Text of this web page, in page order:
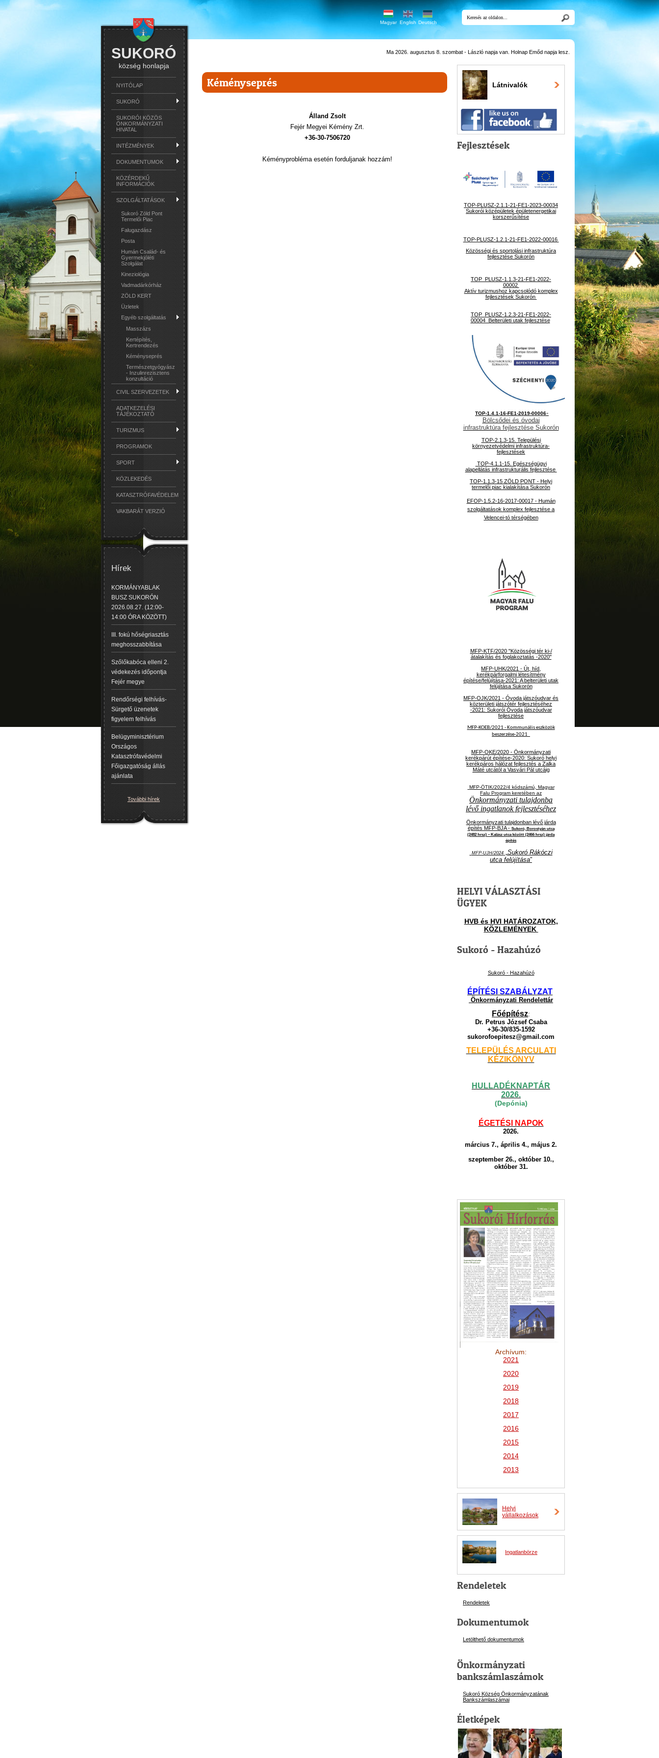
Magyar English Deutsch
SUKORÓ
község honlapja
NYITÓLAP
SUKORÓ
SUKORÓI KÖZÖS
ÖNKORMÁNYZATI
HIVATAL
INTÉZMÉNYEK
DOKUMENTUMOK
KÖZÉRDEKŰ
INFORMÁCIÓK
SZOLGÁLTATÁSOK
Sukoró Zöld Pont
Termelői Piac
Falugazdász
Posta
Humán Család- és
Gyermekjóléti
Szolgálat
Kineziológia
Vadmadárkórház
ZÖLD KERT
Üzletek
Egyéb szolgáltatás
Masszázs
Kertépítés,
Kertrendezés
Kéményseprés
Természetgyógyász
- Inzulinrezisztens
konzultáció
CIVIL SZERVEZETEK
ADATKEZELÉSI
TÁJÉKOZTATÓ
TURIZMUS
PROGRAMOK
SPORT
KÖZLEKEDÉS
KATASZTRÓFAVÉDELEM
VAKBARÁT VERZIÓ
Hírek
KORMÁNYABLAK
BUSZ SUKORÓN
2026.08.27. (12:00-
14:00 ÓRA KÖZÖTT)
III. fokú hőségriasztás
meghosszabbítása
Szőlőkabóca elleni 2.
védekezés időpontja
Fejér megye
Rendőrségi felhívás-
Sürgető üzenetek
figyelem felhívás
Belügyminisztérium
Országos
Katasztrófavédelmi
Főigazgatóság állás
ajánlata
További hírek
Ma 2026. augusztus 8. szombat - László napja van. Holnap Emőd napja lesz.
Kéményseprés
Álland Zsolt
Fejér Megyei Kémény Zrt.
+36-30-7506720
Kéményprobléma esetén forduljanak hozzám!
Látnivalók
Fejlesztések
TOP-PLUSZ-2.1.1-21-FE1-2023-00034
Sukorói középületek épületenergetikai
korszerűsítése
TOP-PLUSZ-1.2.1-21-FE1-2022-00016
Közösségi és sportolási infrastruktúra
fejlesztése Sukorón
TOP_PLUSZ-1.1.3-21-FE1-2022-
00002
Aktív turizmushoz kapcsolódó komplex
fejlesztések Sukorón
TOP_PLUSZ-1.2.3-21-FE1-2022-
00004 Belterületi utak fejlesztése
TOP-1.4.1-16-FE1-2019-00006-
Bölcsődei és óvodai
infrastruktúra fejlesztése Sukorón
TOP-2.1.3-15. Települési
környezetvédelmi infrastruktúra-
fejlesztések
TOP-4.1.1-15. Egészségügyi
alapellátás infrastrukturális fejlesztése
TOP-1.1.3-15 ZÖLD PONT - Helyi
termelői piac kialakítása Sukorón
EFOP-1.5.2-16-2017-00017 - Humán
szolgáltatások komplex fejlesztése a
Velencei-tó térségében
MFP-KTF/2020 "Közösségi tér ki-/
átalakítás és foglakoztatás -2020"
MFP-UHK/2021 - Út, híd,
kerékpárforgalmi létesítmény
építése/felújítása-2021: A belterületi utak
felújítása Sukorón
MFP-OJK/2021 - Óvoda játszóudvar és
közterületi játszótér fejlesztéséhez
-2021: Sukorói Óvoda játszóudvar
fejlesztése
MFP-KOEB/2021 - Kommunális eszközök
beszerzése-2021
MFP-OKE/2020 - Önkormányzati
kerékpárút építése-2020: Sukoró helyi
kerékpáros hálózat fejlesztés a Zalka
Máté utcától a Vasvári Pál utcáig
MFP-ÖTIK/2022/4 kódszámú, Magyar
Falu Program keretében az
Önkormányzati tulajdonba
lévő ingatlanok fejlesztéséhez
Önkormányzati tulajdonban lévő járda
építés MFP-BJA - Sukoró, Borostyán utca
(2482 hrsz) – Kalász utca között (2466 hrsz) járda
építés
MFP-UJH/2024„ Sukoró Rákóczi
utca felújítása”
HELYI VÁLASZTÁSI
ÜGYEK
HVB és HVI HATÁROZATOK,
KÖZLEMÉNYEK
Sukoró - Hazahúzó
Sukoró - Hazahúzó
ÉPÍTÉSI SZABÁLYZAT
Önkormányzati Rendelettár
Főépítész:
Dr. Petrus József Csaba
+36-30/835-1592
sukorofoepitesz@gmail.com
TELEPÜLÉS ARCULATI
KÉZIKÖNYV
HULLADÉKNAPTÁR
2026.
(Depónia)
ÉGETÉSI NAPOK
2026.
március 7., április 4., május 2.
szeptember 26., október 10.,
október 31.
Archívum:
2021
2020
2019
2018
2017
2016
2015
2014
2013
Helyi
vállalkozások
Ingatlanbörze
Rendeletek
Rendeletek
Dokumentumok
Letölthető dokumentumok
Önkormányzati
bankszámlaszámok
Sukoró Község Önkormányzatának
Bankszámlaszámai
Életképek